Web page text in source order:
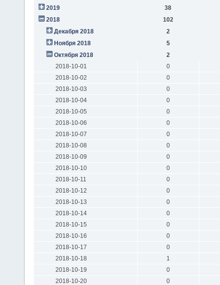
2019
38
2018
102
Декабря 2018
2
Ноября 2018
5
Октября 2018
2
2018-10-01
0
2018-10-02
0
2018-10-03
0
2018-10-04
0
2018-10-05
0
2018-10-06
0
2018-10-07
0
2018-10-08
0
2018-10-09
0
2018-10-10
0
2018-10-11
0
2018-10-12
0
2018-10-13
0
2018-10-14
0
2018-10-15
0
2018-10-16
0
2018-10-17
0
2018-10-18
1
2018-10-19
0
2018-10-20
0